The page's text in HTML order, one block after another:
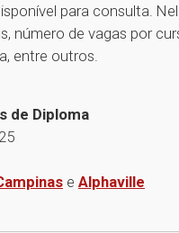
para consulta.
número de vagas por
entre outros.
de Diploma
e Alphaville
1